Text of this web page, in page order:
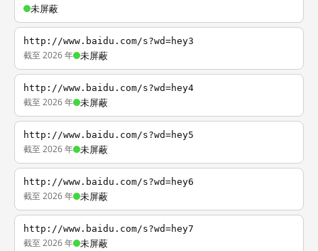
未屏蔽
http://www.baidu.com/s?wd=hey3
截至 2026 年 未屏蔽
http://www.baidu.com/s?wd=hey4
截至 2026 年 未屏蔽
http://www.baidu.com/s?wd=hey5
截至 2026 年 未屏蔽
http://www.baidu.com/s?wd=hey6
截至 2026 年 未屏蔽
http://www.baidu.com/s?wd=hey7
截至 2026 年 未屏蔽